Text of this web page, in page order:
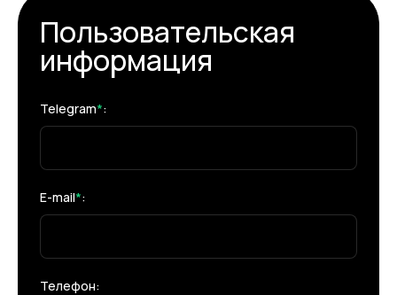
Пользовательская
информация
Telegram*:
E-mail*:
Телефон: